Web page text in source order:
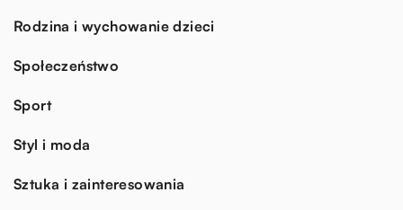
Rodzina i wychowanie dzieci
Społeczeństwo
Sport
Styl i moda
Sztuka i zainteresowania